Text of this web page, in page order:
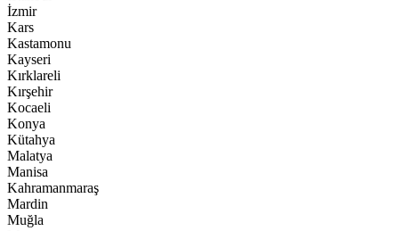
İzmir
Kars
Kastamonu
Kayseri
Kırklareli
Kırşehir
Kocaeli
Konya
Kütahya
Malatya
Manisa
Kahramanmaraş
Mardin
Muğla